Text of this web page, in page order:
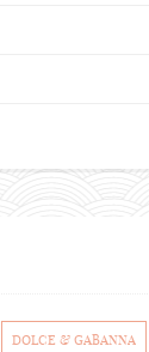
DOLCE & GABANNA